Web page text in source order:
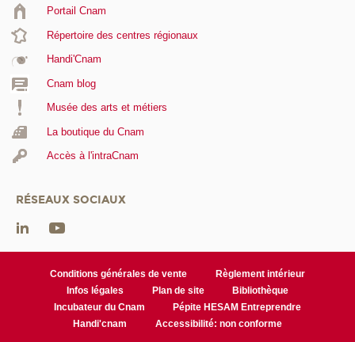
Portail Cnam
Répertoire des centres régionaux
Handi'Cnam
Cnam blog
Musée des arts et métiers
La boutique du Cnam
Accès à l'intraCnam
RÉSEAUX SOCIAUX
Conditions générales de vente
Règlement intérieur
Infos légales
Plan de site
Bibliothèque
Incubateur du Cnam
Pépite HESAM Entreprendre
Handi'cnam
Accessibilité: non conforme